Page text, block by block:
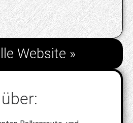
Website »
über: